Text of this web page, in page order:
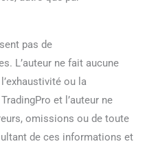
pas de
L’auteur ne fait aucune
ou la
et l’auteur ne
omissions ou de toute
de ces informations et